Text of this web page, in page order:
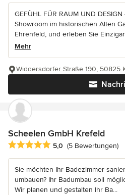
GEFÜHL FÜR RAUM UND
Showroom im historischen Alten
Ehrenfeld, und erleben Sie
Mehr
Widdersdorfer Straße 190, 50825
Scheelen GmbH Krefeld
Durchschnittliche Bewertung: 5
5,0 (5 Bewertungen)
Sie möchten Ihr Badezimmer
umbauen? Ihr Badumbau soll
Wir planen und gestalten Ihr Ba...